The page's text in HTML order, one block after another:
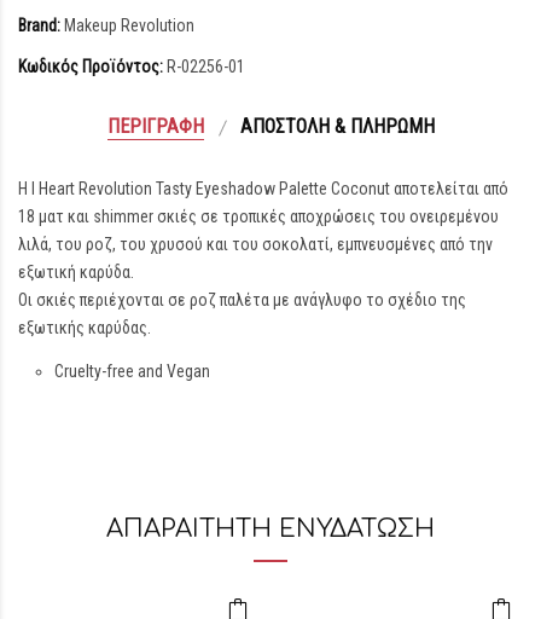
Brand: Makeup Revolution
Κωδικός Προϊόντος: R-02256-01
ΠΕΡΙΓΡΑΦΉ ΑΠΟΣΤΟΛΉ & ΠΛΗΡΩΜΉ
Η I Heart Revolution Tasty Eyeshadow Palette Coconut αποτελείται από
18 ματ και shimmer σκιές σε τροπικές αποχρώσεις του ονειρεμένου
λιλά, του ροζ, του χρυσού και του σοκολατί, εμπνευσμένες από την
εξωτική καρύδα.
Οι σκιές περιέχονται σε ροζ παλέτα με ανάγλυφο το σχέδιο της
εξωτικής καρύδας.
Cruelty-free and Vegan
ΑΠΑΡΑΙΤΗΤΗ ΕΝΥΔΑΤΩΣΗ